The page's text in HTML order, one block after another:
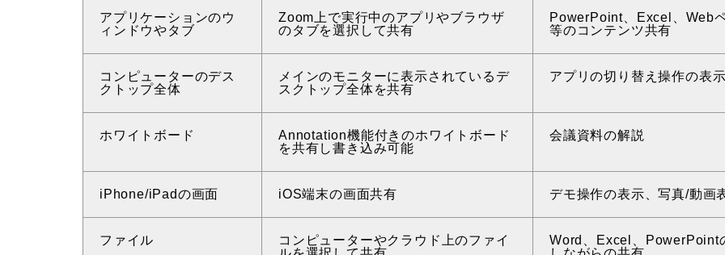
アプリケーションのウ
ィンドウやタブ
Zoom上で実行中のアプリやブラウザ
のタブを選択して共有
PowerPoint、Excel、Web
等のコンテンツ共有
コンピューターのデス
クトップ全体
メインのモニターに表示されているデ
スクトップ全体を共有
アプリの切り替え操作の表示
ホワイトボード
Annotation機能付きのホワイトボード
を共有し書き込み可能
会議資料の解説
iPhone/iPadの画面 iOS端末の画面共有 デモ操作の表示、写真/動画
ファイル
コンピューターやクラウド上のファイ
Word、Excel、PowerPoint